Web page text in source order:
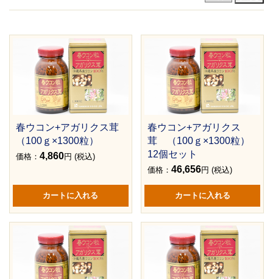
春ウコン+アガリクス茸
（100ｇ×1300粒）
価格： 4,860円 (税込)
春ウコン+アガリクス
茸 （100ｇ×1300粒）
12個セット
価格：46,656円 (税込)